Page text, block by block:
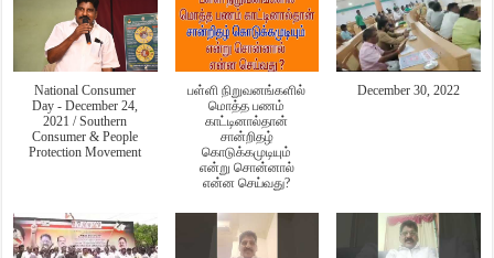
National Consumer
Day - December 24,
2021 / Southern
Consumer & People
Protection Movement
பள்ளி நிறுவனங்களில்
மொத்த பணம்
காட்டினால்தான்
சான்றிதழ்
கொடுக்கமுடியும்
என்று சொன்னால்
என்ன செய்வது?
December 30, 2022